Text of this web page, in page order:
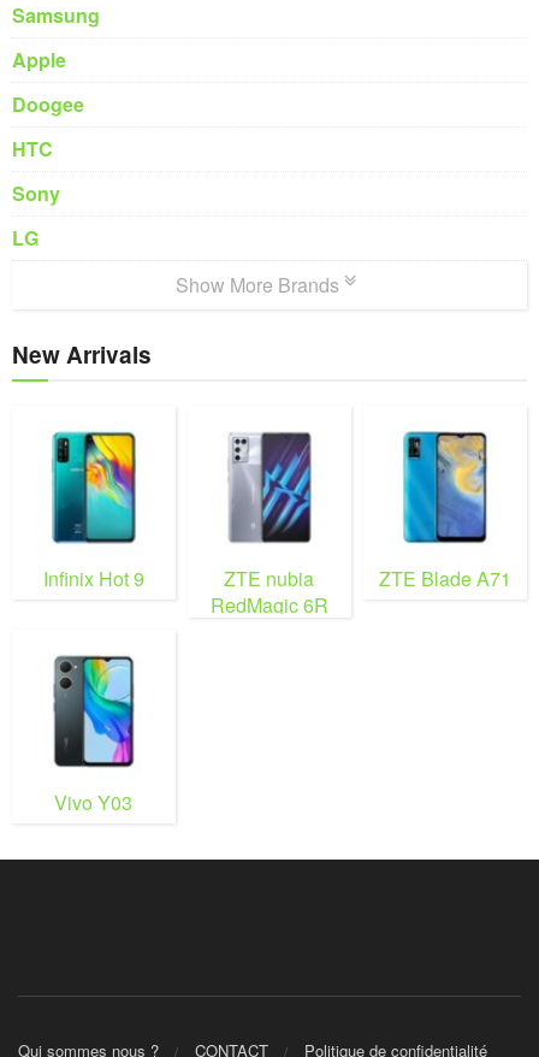
Samsung
Apple
Doogee
HTC
Sony
LG
Show More Brands
New Arrivals
Infinix Hot 9
ZTE nubia
RedMagic 6R
ZTE Blade A71
Vivo Y03
Qui sommes nous ? CONTACT Politique de confidentialité